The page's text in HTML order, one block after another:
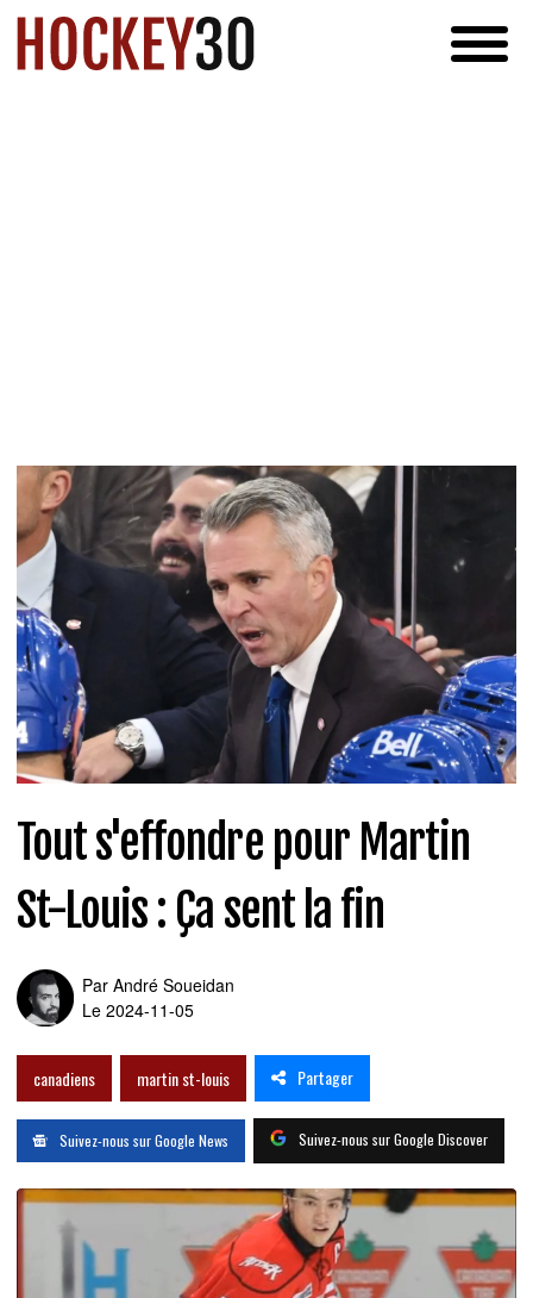
Tout s'effondre pour Martin
St-Louis : Ça sent la fin
Par André Soueidan
Le 2024-11-05
canadiens martin st-louis Partager
Suivez-nous sur Google News Suivez-nous sur Google Discover